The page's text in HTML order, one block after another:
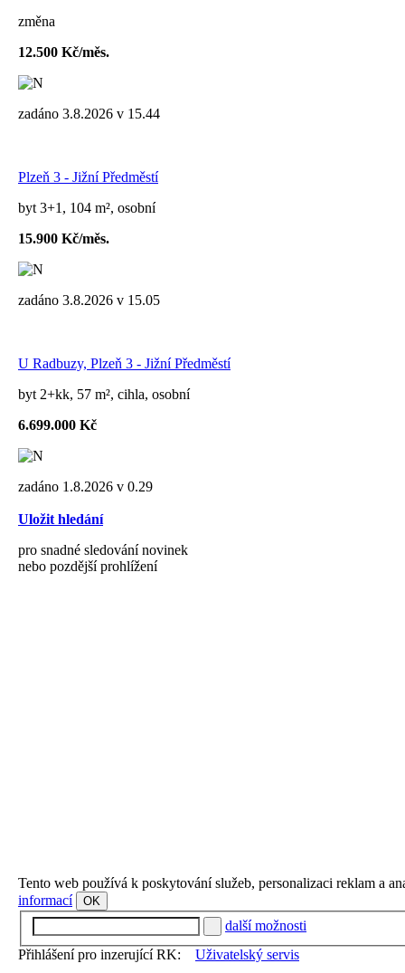
změna
12.500 Kč/měs.
zadáno 3.8.2026 v 15.44
Plzeň 3 - Jižní Předměstí
byt 3+1, 104 m², osobní
15.900 Kč/měs.
zadáno 3.8.2026 v 15.05
U Radbuzy, Plzeň 3 - Jižní Předměstí
byt 2+kk, 57 m², cihla, osobní
6.699.000 Kč
zadáno 1.8.2026 v 0.29
Uložit hledání
pro snadné sledování novinek
nebo pozdější prohlížení
Tento web používá k poskytování služeb, personalizaci reklam a
informací
OK
další možnosti
Přihlášení pro inzerující RK:
Uživatelský servis